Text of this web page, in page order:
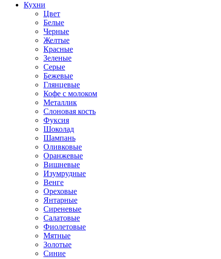
Кухни
Цвет
Белые
Черные
Желтые
Красные
Зеленые
Серые
Бежевые
Глянцевые
Кофе с молоком
Металлик
Слоновая кость
Фуксия
Шоколад
Шампань
Оливковые
Оранжевые
Вишневые
Изумрудные
Венге
Ореховые
Янтарные
Сиреневые
Салатовые
Фиолетовые
Мятные
Золотые
Синие